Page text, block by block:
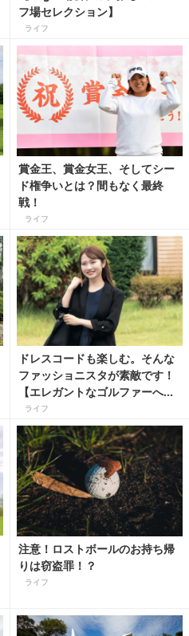
フ場セレクション】
ライフ
賞金王、賞金女王、そしてシー
ド権争いとは？間もなく最終
戦！
ライフ
ドレスコードも楽しむ。そんな
ファッショニスタが素敵です！
【エレガントなゴルファーへの
道】
ライフ
注意！ロストボールのお持ち帰
りは窃盗罪！？
ライフ